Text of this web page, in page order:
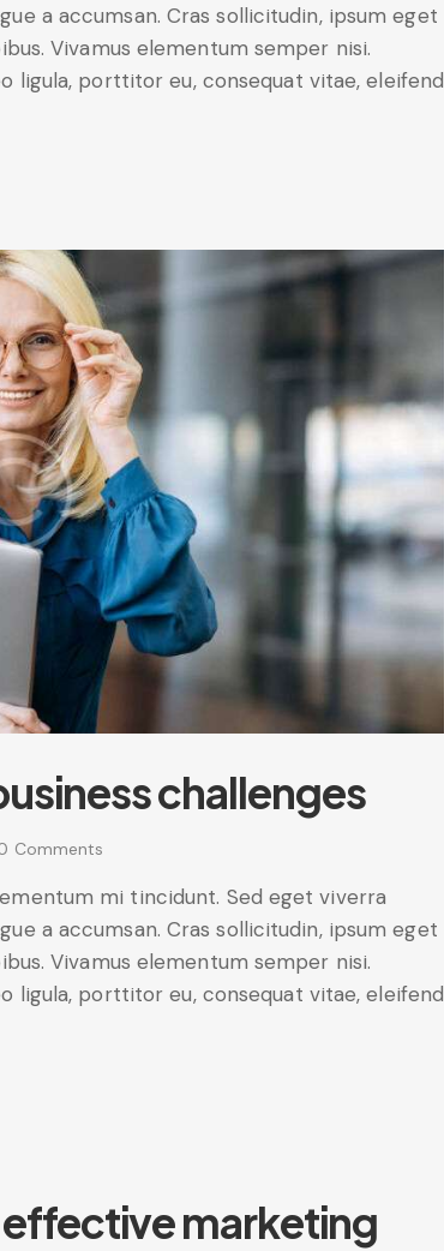
a accumsan. Cras sollicitudin, ipsum eget
Vivamus elementum semper nisi.
ligula, porttitor eu, consequat vitae, eleifend
challenges
Comments
mi tincidunt. Sed eget viverra
a accumsan. Cras sollicitudin, ipsum eget
Vivamus elementum semper nisi.
ligula, porttitor eu, consequat vitae, eleifend
effective marketing